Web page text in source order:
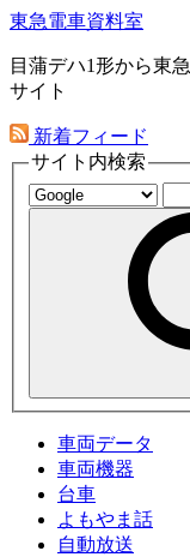
東急電車資料室
目蒲デハ1形から東
サイト
新着フィード
サイト内検索
車両データ
車両機器
台車
よもやま話
自動放送